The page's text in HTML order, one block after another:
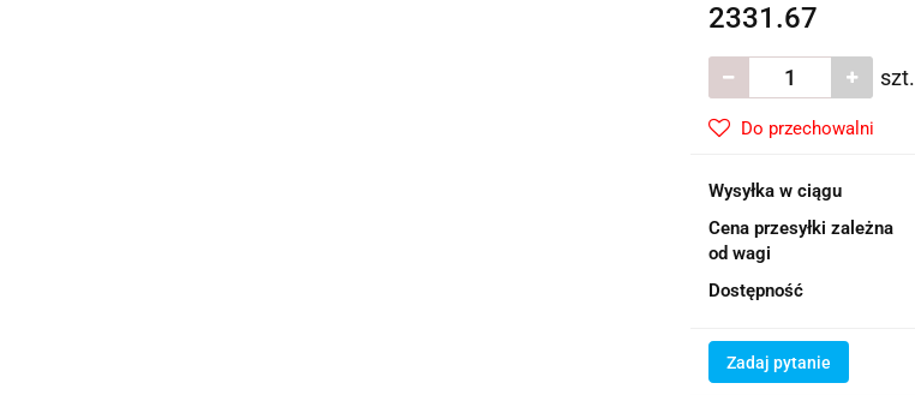
2331.67
szt.
Do przechowalni
Wysyłka w ciągu
Cena przesyłki zależna
od wagi
Dostępność
Zadaj pytanie